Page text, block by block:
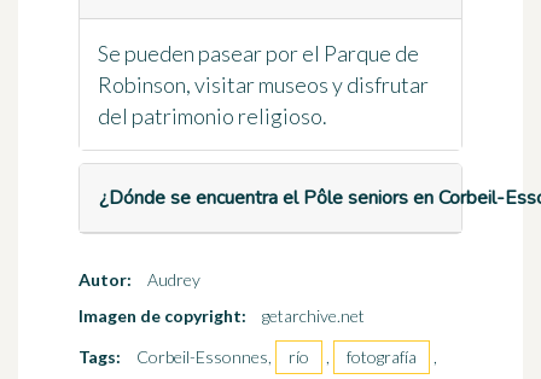
Se pueden pasear por el Parque de
Robinson, visitar museos y disfrutar
del patrimonio religioso.
¿Dónde se encuentra el Pôle seniors en Corbeil-
Autor:
Audrey
Imagen de copyright:
getarchive.net
Tags:
Corbeil-Essonnes, río , fotografía
,